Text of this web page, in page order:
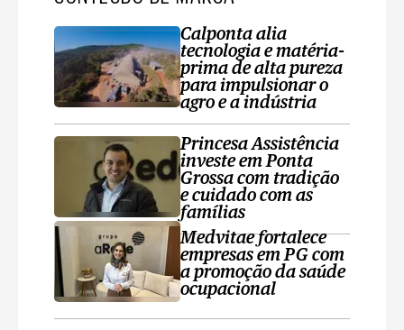
Calponta alia
tecnologia e matéria-
prima de alta pureza
para impulsionar o
agro e a indústria
Princesa Assistência
investe em Ponta
Grossa com tradição
e cuidado com as
famílias
Medvitae fortalece
empresas em PG com
a promoção da saúde
ocupacional